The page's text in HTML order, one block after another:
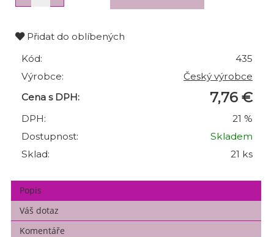
Přidat do oblíbených
Kód:
435
Výrobce:
Český výrobce
Cena s DPH:
7,76 €
DPH:
21 %
Dostupnost:
Skladem
Sklad:
21 ks
Popis
Váš dotaz
Komentáře